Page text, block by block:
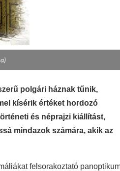
polgári háznak tűnik,
kísérik értéket hordozó
és néprajzi kiállítást,
mindazok számára, akik az
felsorakoztató